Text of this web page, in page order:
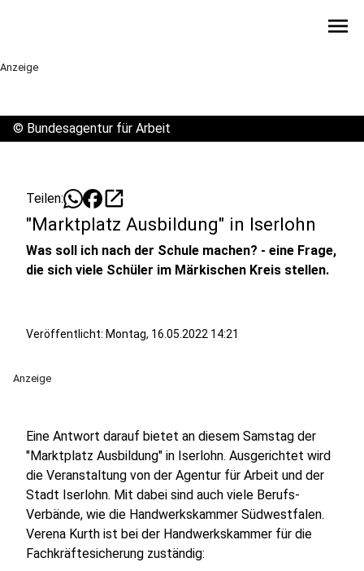
menu
Anzeige
© Bundesagentur für Arbeit
Teilen: open_in_new
"Marktplatz Ausbildung" in Iserlohn
Was soll ich nach der Schule machen? - eine Frage,
die sich viele Schüler im Märkischen Kreis stellen.
Veröffentlicht: Montag, 16.05.2022 14:21
Anzeige
Eine Antwort darauf bietet an diesem Samstag der
"Marktplatz Ausbildung" in Iserlohn. Ausgerichtet wird
die Veranstaltung von der Agentur für Arbeit und der
Stadt Iserlohn. Mit dabei sind auch viele Berufs-
Verbände, wie die Handwerkskammer Südwestfalen.
Verena Kurth ist bei der Handwerkskammer für die
Fachkräftesicherung zuständig: